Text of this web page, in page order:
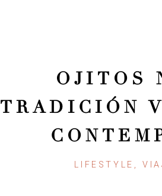
OJITOS
TRADICIÓN
LIFESTYLE,